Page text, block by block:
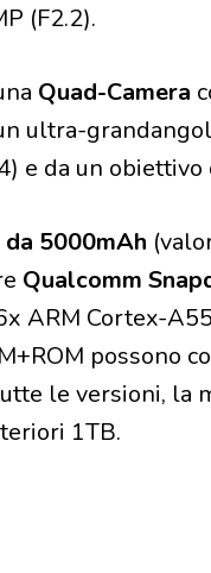
(F2.2).
Quad-Camera
ultra-
e da un obiettivo
5000mAh
Qualcomm
ARM Cortex-
possono
le versioni, la
1TB.